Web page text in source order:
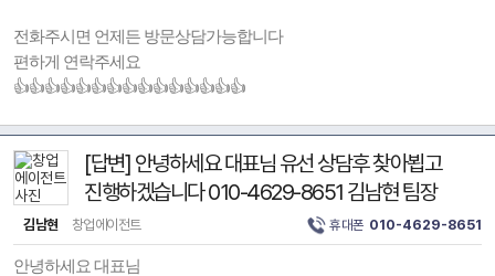
전화주시면 언제든 방문상담가능합니다
편하게 연락주세요
👍👍👍👍👍👍👍👍👍👍👍👍👍👍👍
[답변] 안녕하세요 대표님 유선 상담후 찾아뵙고
진행하겠습니다 010-4629-8651 김남현 팀장
김남현 창업에이전트 휴대폰 010-4629-8651
안녕하세요 대표님